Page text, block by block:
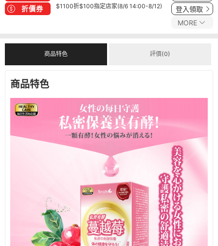
折價券 $1100折$100指定店家(8/6 14:00-8/12) 登入領取
MORE
商品特色 評價(0)
商品特色